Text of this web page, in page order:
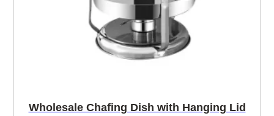
Wholesale Chafing Dish with Hanging Lid